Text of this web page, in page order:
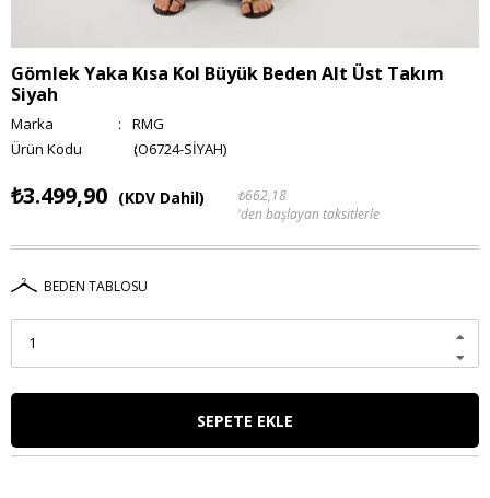
Gömlek Yaka Kısa Kol Büyük Beden Alt Üst Takım
Siyah
Marka :
RMG
(O6724-SİYAH)
₺3.499,90 (KDV Dahil)
₺662,18
'den başlayan taksitlerle
BEDEN TABLOSU